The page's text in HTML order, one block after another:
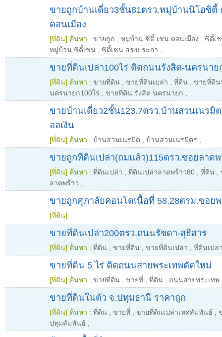
ขายถูกบ้านเดี่ยว3ชั้น81ตรว.หมู่บ้านนิโอซิตี้
ดอนเมือง
[ที่ดิน] ค้นหา : ขายถูก หมู่บ้าน ซิตี้ เชน ดอนเมือง
ซิตี้เ
หมู่บ้าน ซิตี้เชน
ซิตี้เซน สรงประภา
ขายที่ดินเปล่า100ไร่ ติดถนนรังสิต-นครนาย
[ที่ดิน] ค้นหา : ขายที่ดิน ขายที่ดินเปล่า ที่ดิน
ขายที่ดิน
นครนายก100ไร่
ขายที่ดิน รังสิต นครนายก
ขายบ้านเดี่ยว2ชั้น123.7ตรว.บ้านสวนเนรมิ
ออเงิน
[ที่ดิน] ค้นหา : บ้านสวนเนรมิต บ้านสวนเนรมิตร
ขายถูกที่ดินเปล่า(ถมแล้ว)115ตรว.ซอยลาดพ
[ที่ดิน] ค้นหา : ที่ดินเปล่า ที่ดินเปล่าลาดพร้าว80 ที่ดิน
ลาดพร้าว
ขายถูกศุภาลัยคอนโดเนื้อที่ 58.28ตรม.ซอย
[ที่ดิน]
ขายที่ดินเปล่า200ตรว.ถนนรัชดา-สุธิสาร
[ที่ดิน] ค้นหา : ที่ดิน ขายที่ดิน ขายที่ดินเปล่า ที่ดินเปล่
ขายที่ดิน 5 ไร่ ติดถนนสายพระเทพตัดใหม่
[ที่ดิน] ค้นหา : ขายที่ดิน ขายที่ ที่ดิน ถนนสายพระเทพ
ขายที่ดินในตัว จ.ปทุมธานี ราคาถูก
[ที่ดิน] ค้นหา : ที่ดิน ขายที่ ขายที่ดินเปล่าเทศสัมพันธ์
ปทุมสัมพันธ์